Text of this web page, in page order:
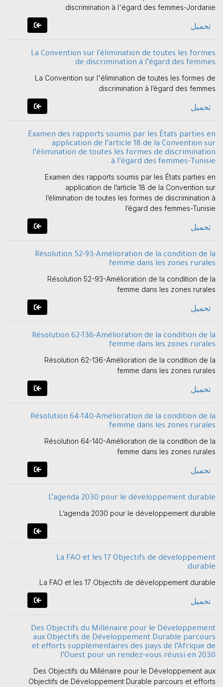
discrimination à l'égard des femmes-Jordanie
تحميل
La Convention sur l'élimination de toutes les formes
de discrimination à l’égard des femmes
La Convention sur l'élimination de toutes les formes de
discrimination à l’égard des femmes
تحميل
Examen des rapports soumis par les États parties en
application de l’article 18 de la Convention sur
l’élimination de toutes les formes de discrimination
à l’égard des femmes-Tunisie
Examen des rapports soumis par les États parties en
application de l’article 18 de la Convention sur
l’élimination de toutes les formes de discrimination à
l’égard des femmes-Tunisie
تحميل
Résolution 52-93-Amélioration de la condition de la
femme dans les zones rurales
Résolution 52-93-Amélioration de la condition de la
femme dans les zones rurales
تحميل
Résolution 62-136-Amélioration de la condition de la
femme dans les zones rurales
Résolution 62-136-Amélioration de la condition de la
femme dans les zones rurales
تحميل
Résolution 64-140-Amélioration de la condition de la
femme dans les zones rurales
Résolution 64-140-Amélioration de la condition de la
femme dans les zones rurales
تحميل
L’agenda 2030 pour le développement durable
L’agenda 2030 pour le développement durable
La FAO et les 17 Objectifs de développement
durable
La FAO et les 17 Objectifs de développement durable
تحميل
Des Objectifs du Millénaire pour le Développement
aux Objectifs de Développement Durable parcours
et efforts supplémentaires des pays de l’Afrique de
l’Ouest pour un rendez-vous réussi en 2030
Des Objectifs du Millénaire pour le Développement aux
Objectifs de Développement Durable parcours et efforts